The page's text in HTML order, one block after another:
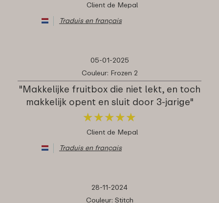
Client de Mepal
Traduis en français
05-01-2025
Couleur: Frozen 2
"Makkelijke fruitbox die niet lekt, en toch
makkelijk opent en sluit door 3-jarige"
★★★★★
★★★★★
Client de Mepal
Traduis en français
28-11-2024
Couleur: Stitch